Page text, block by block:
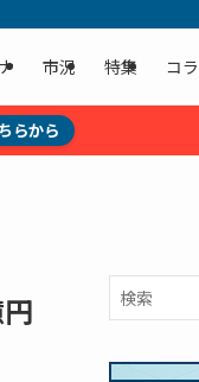
市況 特集 コ
らから